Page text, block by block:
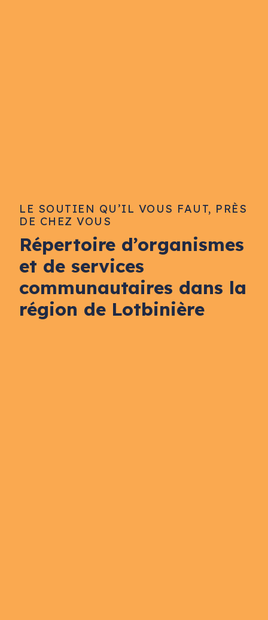
LE SOUTIEN QU’IL VOUS FAUT, PRÈS
DE CHEZ VOUS
Répertoire d’organismes
et de services
communautaires dans la
région de Lotbinière